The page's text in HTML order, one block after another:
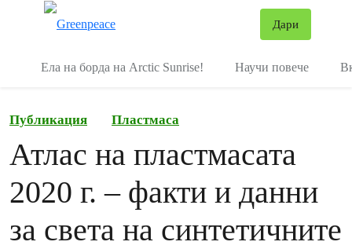
Дари
Ела на борда на Arctic Sunrise! Научи повече
Публикация Пластмаса
Атлас на пластмасата
2020 г. – факти и данни
за света на синтетичните